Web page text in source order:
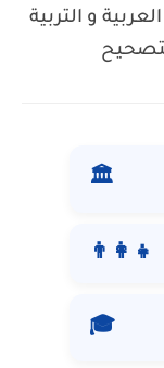
و التربية
🏛️
👨‍👩‍👧
🎓